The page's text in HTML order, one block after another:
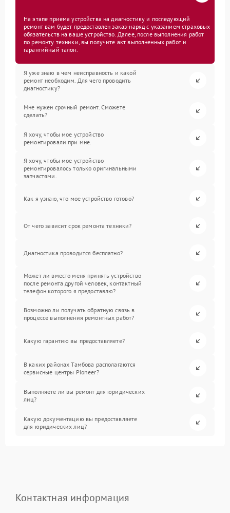
На этапе приема устройства на диагностику и последующий
ремонт вам будет предоставлен заказ-наряд с указанием страховых
обязательств на ваше устройство. Далее, после выполнения работ
по ремонту техники, вы получите акт выполненных работ и
гарантийный талон.
Я уже знаю в чем неисправность и какой
ремонт необходим. Для чего проводить
диагностику?
Мне нужен срочный ремонт. Сможете
сделать?
Я хочу, чтобы мое устройство
ремонтировали при мне.
Я хочу, чтобы мое устройство
ремонтировалось только оригинальными
запчастями.
Как я узнаю, что мое устройство готово?
От чего зависит срок ремонта техники?
Диагностика проводится бесплатно?
Может ли вместо меня принять устройство
после ремонта другой человек, контактный
телефон которого я предоставлю?
Возможно ли получать обратную связь в
процессе выполнения ремонтных работ?
Какую гарантию вы предоставляете?
В каких районах Тамбова располагаются
сервисные центры Pioneer?
Выполняете ли вы ремонт для юридических
лиц?
Какую документацию вы предоставляете
для юридических лиц?
Контактная информация